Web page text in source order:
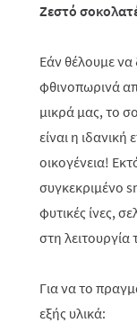
Ζεστό
Εάν θέλουμε
φθινοπωρινά
μικρά μας, το
είναι η
οικογένεια!
συγκεκριμένο
φυτικές ίνες,
στη
Για να το
εξής υλικά: